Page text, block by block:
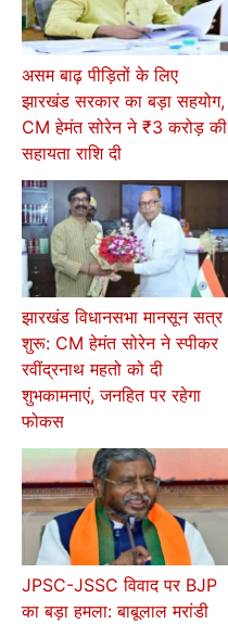
असम बाढ़ पीड़ितों के लिए
झारखंड सरकार का बड़ा सहयोग,
CM हेमंत सोरेन ने ₹3 करोड़ की
सहायता राशि दी
झारखंड विधानसभा मानसून सत्र
शुरू: CM हेमंत सोरेन ने स्पीकर
रवींद्रनाथ महतो को दी
शुभकामनाएं, जनहित पर रहेगा
फोकस
JPSC-JSSC विवाद पर BJP
का बड़ा हमला: बाबूलाल मरांडी